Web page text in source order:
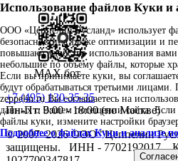
MAX бот
+7 (495) 130-35-35
Пн-Пт: 9:00 - 18:00 (по Москве)
© 2007–2026 ООО "Цеппелин
защищены.
ИНН - 7702192017.
Использование файлов Куки и
ООО «Цеппелин Русланд» использует
безопасности, а также оптимизации и
повышают удобство использования
небольшие по объему файлы, которые
Если вы принимаете куки, вы
будут обрабатываться третьими лицами.
zeppelin.ru Вы соглашаетесь на
данных о Вашем посещении сайта. Если
файлы куки, измените настройки
Подробнее о файлах Куки и анализе